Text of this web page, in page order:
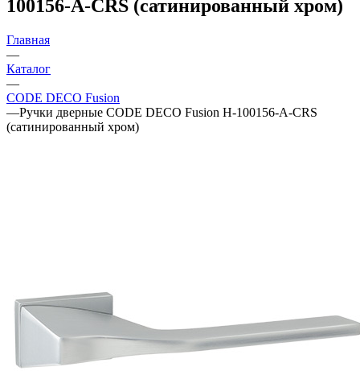
100156-A-CRS (сатинированный хром)
Главная
—
Каталог
—
CODE DECO Fusion
—Ручки дверные CODE DECO Fusion H-100156-A-CRS
(сатинированный хром)